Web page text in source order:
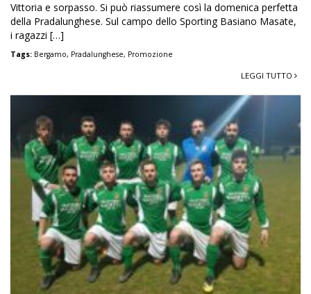
Vittoria e sorpasso. Si può riassumere così la domenica perfetta
della Pradalunghese. Sul campo dello Sporting Basiano Masate,
i ragazzi […]
Tags: Bergamo, Pradalunghese, Promozione
LEGGI TUTTO